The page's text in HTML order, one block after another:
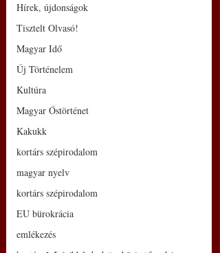
Hírek, újdonságok
Tisztelt Olvasó!
Magyar Idő
Új Történelem
Kultúra
Magyar Őstörténet
Kakukk
kortárs szépirodalom
magyar nyelv
kortárs szépirodalom
EU bürokrácia
emlékezés